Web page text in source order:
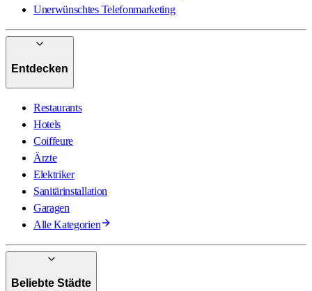
Unerwünschtes Telefonmarketing
Entdecken
Restaurants
Hotels
Coiffeure
Ärzte
Elektriker
Sanitärinstallation
Garagen
Alle Kategorien
Beliebte Städte